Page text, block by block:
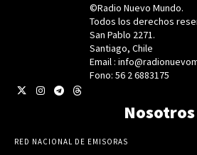
©Radio Nuevo Mundo.
Todos los derechos
San Pablo 2271.
Santiago, Chile
Email :
Fono: 56 2 6883175
Nosotros
RED NACIONAL DE EMISORAS